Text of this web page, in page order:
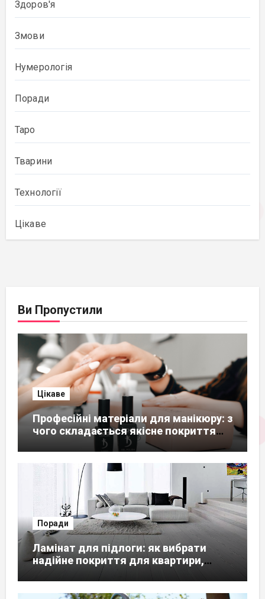
Здоров'я
Змови
Нумерологія
Поради
Таро
Тварини
Технології
Цікаве
Ви Пропустили
Цікаве
Професійні матеріали для манікюру: з
чого складається якісне покриття
Поради
Ламінат для підлоги: як вибрати
надійне покриття для квартири,
будинку чи офісу